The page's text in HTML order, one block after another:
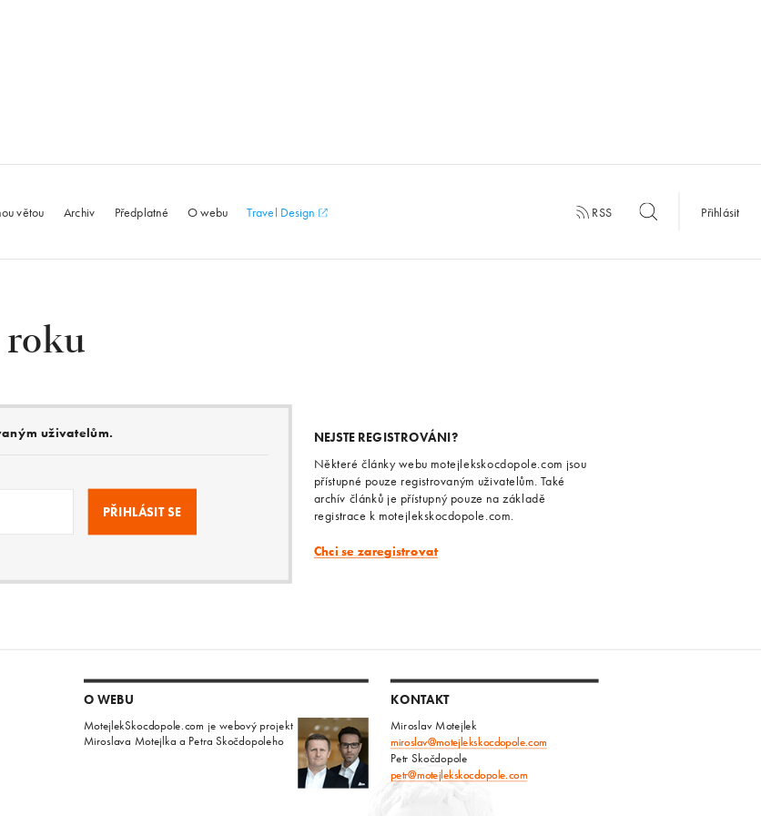
větou Archiv Předplatné O webu Travel Design RSS Přihlásit
roku
uživatelům. NEJSTE REGISTROVÁNI?
Některé články webu motejlekskocdopole.com jsou
přístupné pouze registrovaným uživatelům. Také
archív článků je přístupný pouze na základě
registrace k motejlekskocdopole.com.
Chci se zaregistrovat
O WEBU
MotejlekSkocdopole.com je webový projekt
Miroslava Motejlka a Petra Skočdopoleho
KONTAKT
Miroslav Motejlek
miroslav@motejlekskocdopole.com
Petr Skočdopole
petr@motejlekskocdopole.com